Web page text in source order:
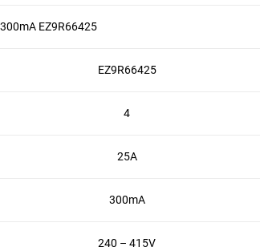
EZ9R66425
EZ9R66425
4
25A
300mA
240 – 415V